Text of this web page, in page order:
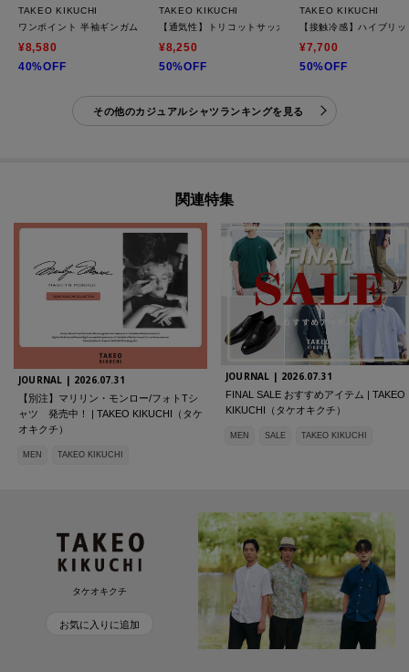
TAKEO KIKUCHI
ワンポイント 半袖ギンガムチェックシャツ
¥8,580
40%OFF
TAKEO KIKUCHI
【通気性】トリコットサッカー オープンカラー シャツ
¥8,250
50%OFF
TAKEO KIKUCHI
【接触冷感】ハイブリ
¥7,700
50%OFF
その他のカジュアルシャツランキングを見る
関連特集
JOURNAL | 2026.07.31
【別注】マリリン・モンロー/フォトTシ
ャツ 発売中！ | TAKEO KIKUCHI（タケ
オキクチ）
MEN TAKEO KIKUCHI
JOURNAL | 2026.07.31
FINAL SALE おすすめアイテム | TAKEO
KIKUCHI（タケオキクチ）
MEN SALE TAKEO KIKUCHI
タケオキクチ
お気に入りに追加